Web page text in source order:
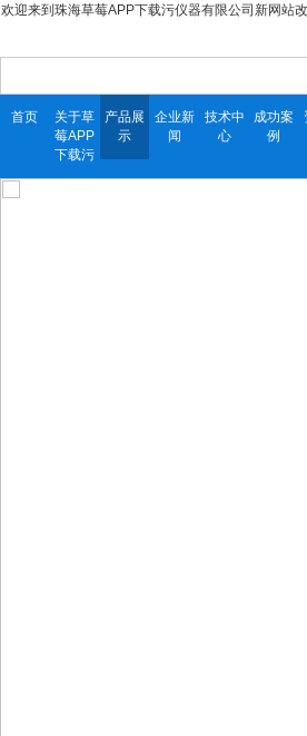
欢迎来到珠海草莓APP下载污仪器有限公司新网站改版
首页
关于草
莓APP
下载污
产品展
示
企业新
闻
技术中
心
成功案
例